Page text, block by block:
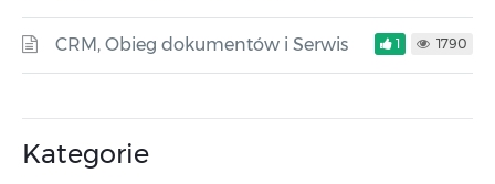
CRM, Obieg dokumentów i Serwis 1 1790
Kategorie